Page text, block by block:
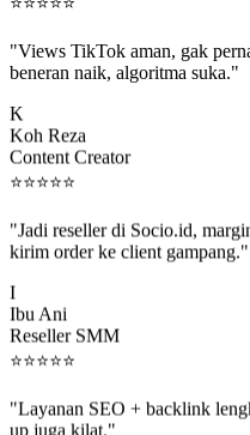
beneran naik, algoritma suka."
Koh Reza
Content Creator
⭐⭐⭐⭐⭐
kirim order ke client gampang."
Ibu Ani
Reseller SMM
⭐⭐⭐⭐⭐
up juga kilat."